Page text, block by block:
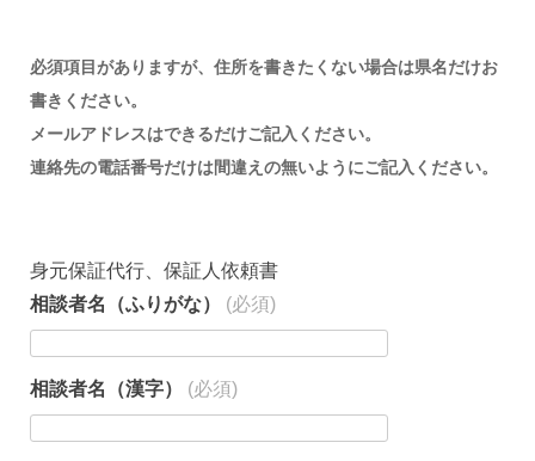
必須項目がありますが、住所を書きたくない場合は県名だけお
書きください。
メールアドレスはできるだけご記入ください。
連絡先の電話番号だけは間違えの無いようにご記入ください。
身元保証代行、保証人依頼書
相談者名（ふりがな）
(必須)
相談者名（漢字） (必須)